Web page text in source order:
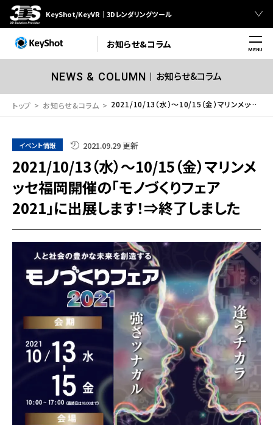
KeyShot/KeyVR｜3Dレンダリングツール
お知らせ&コラム MENU
NEWS & COLUMN お知らせ&コラム
トップ お知らせ&コラム 2021/10/13（水）～10/15（金）マリンメッセ福岡開催の「モノづくりフェア2021」に出展します！⇒終了しました
イベント情報 2021.09.29 更新
2021/10/13（水）～10/15（金）マリンメ
ッセ福岡開催の「モノづくりフェア
2021」に出展します！⇒終了しました